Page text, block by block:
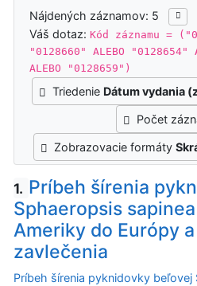
Nájdených záznamov: 5
Váš dotaz:Kód záznamu =
"0128660" ALEBO "0128654"
ALEBO "0128659")
Triedenie Dátum vydania
Počet
Zobrazovacie formáty
1. Príbeh šírenia
Sphaeropsis
Ameriky do Európy
zavlečenia
Príbeh šírenia pyknidovky